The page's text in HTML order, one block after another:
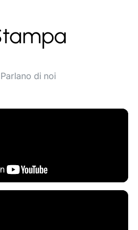
Parlano di noi